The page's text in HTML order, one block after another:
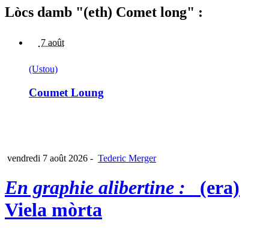
Lòcs damb "(eth) Comet long" :
7 août
(Ustou)
Coumet Loung
vendredi 7 août 2026 - Tederic Merger
En graphie alibertine : (era)
Viela mòrta